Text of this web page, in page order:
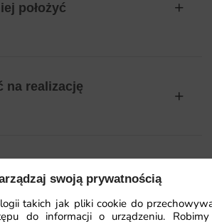
swoją prywatnością
takich jak pliki cookie do
do informacji o urządzeniu.
położyć
na realizację